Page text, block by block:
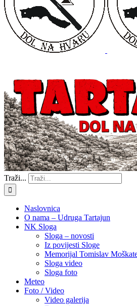
Traži...
Naslovnica
O nama – Udruga Tartajun
NK Sloga
Sloga – novosti
Iz povijesti Sloge
Memorijal Tomislav
Sloga video
Sloga foto
Meteo
Foto / Video
Video galerija